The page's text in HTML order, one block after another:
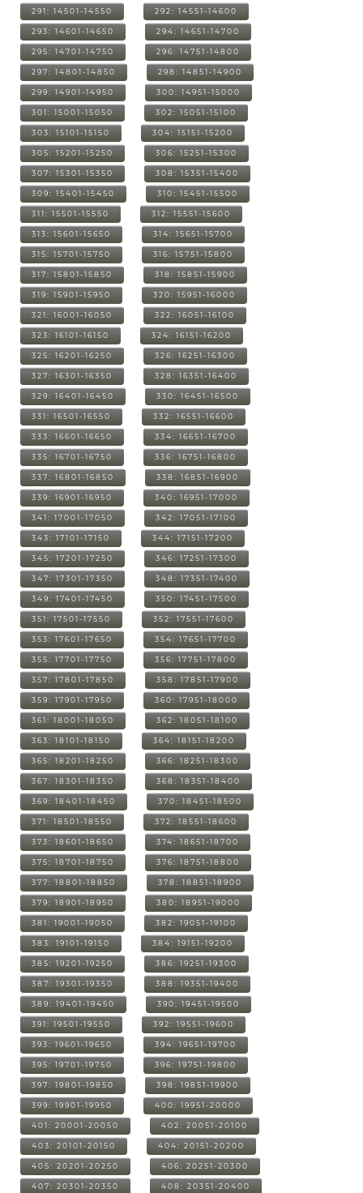
291: 14501-14550 292: 14551-14600
293: 14601-14650 294: 14651-14700
295: 14701-14750 296: 14751-14800
297: 14801-14850 298: 14851-14900
299: 14901-14950 300: 14951-15000
301: 15001-15050 302: 15051-15100
303: 15101-15150 304: 15151-15200
305: 15201-15250 306: 15251-15300
307: 15301-15350 308: 15351-15400
309: 15401-15450 310: 15451-15500
311: 15501-15550 312: 15551-15600
313: 15601-15650 314: 15651-15700
315: 15701-15750 316: 15751-15800
317: 15801-15850 318: 15851-15900
319: 15901-15950 320: 15951-16000
321: 16001-16050 322: 16051-16100
323: 16101-16150 324: 16151-16200
325: 16201-16250 326: 16251-16300
327: 16301-16350 328: 16351-16400
329: 16401-16450 330: 16451-16500
331: 16501-16550 332: 16551-16600
333: 16601-16650 334: 16651-16700
335: 16701-16750 336: 16751-16800
337: 16801-16850 338: 16851-16900
339: 16901-16950 340: 16951-17000
341: 17001-17050 342: 17051-17100
343: 17101-17150 344: 17151-17200
345: 17201-17250 346: 17251-17300
347: 17301-17350 348: 17351-17400
349: 17401-17450 350: 17451-17500
351: 17501-17550 352: 17551-17600
353: 17601-17650 354: 17651-17700
355: 17701-17750 356: 17751-17800
357: 17801-17850 358: 17851-17900
359: 17901-17950 360: 17951-18000
361: 18001-18050 362: 18051-18100
363: 18101-18150 364: 18151-18200
365: 18201-18250 366: 18251-18300
367: 18301-18350 368: 18351-18400
369: 18401-18450 370: 18451-18500
371: 18501-18550 372: 18551-18600
373: 18601-18650 374: 18651-18700
375: 18701-18750 376: 18751-18800
377: 18801-18850 378: 18851-18900
379: 18901-18950 380: 18951-19000
381: 19001-19050 382: 19051-19100
383: 19101-19150 384: 19151-19200
385: 19201-19250 386: 19251-19300
387: 19301-19350 388: 19351-19400
389: 19401-19450 390: 19451-19500
391: 19501-19550 392: 19551-19600
393: 19601-19650 394: 19651-19700
395: 19701-19750 396: 19751-19800
397: 19801-19850 398: 19851-19900
399: 19901-19950 400: 19951-20000
401: 20001-20050 402: 20051-20100
403: 20101-20150 404: 20151-20200
405: 20201-20250 406: 20251-20300
407: 20301-20350 408: 20351-20400